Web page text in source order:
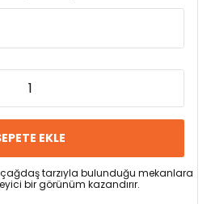
EKLE
çağdaş tarzıyla bulunduğu mekanlara
bir görünüm kazandırır.